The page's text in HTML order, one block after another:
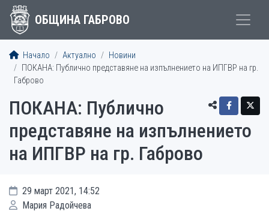
ОБЩИНА ГАБРОВО
Начало Актуално
Новини
ПОКАНА: Публично представяне на изпълнението на ИПГВР на гр.
Габрово
ПОКАНА: Публично
представяне на изпълнението
на ИПГВР на гр. Габрово
29 март 2021, 14:52
Мария Радойчева